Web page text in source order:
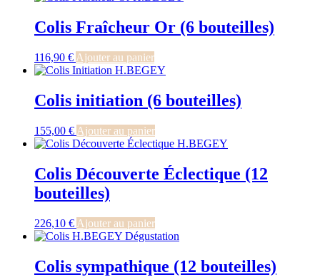
Colis Fraîcheur Or (6 bouteilles)
116,90 € Ajouter au panier
Colis initiation (6 bouteilles)
155,00 € Ajouter au panier
Colis Découverte Éclectique (12
bouteilles)
226,10 € Ajouter au panier
Colis sympathique (12 bouteilles)